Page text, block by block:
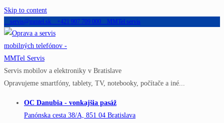
Skip to content
servis@mmtel.sk +421 907 709 000 MMTel servis
Servis mobilov a elektroniky v Bratislave
Opravujeme smartfóny, tablety, TV, notebooky, počítače a iné...
OC Danubia - vonkajšia pasáž
Panónska cesta 38/A, 851 04 Bratislava